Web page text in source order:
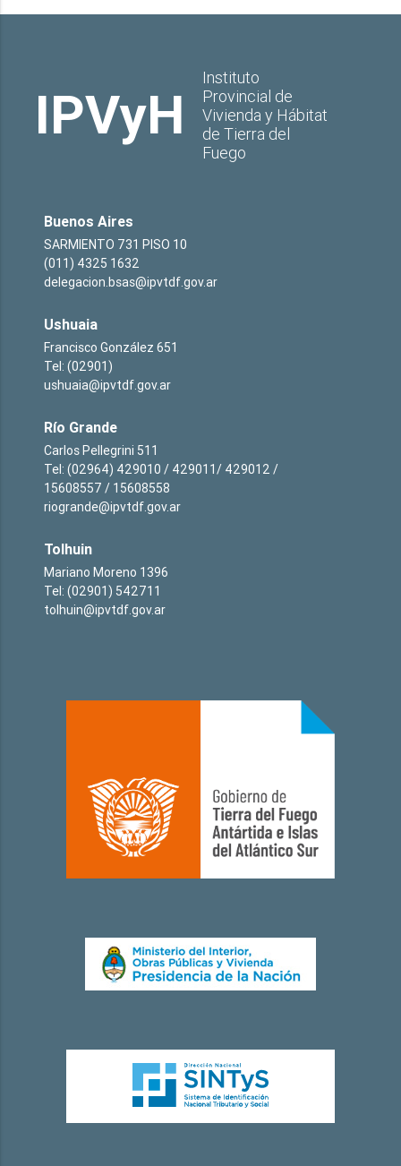
IPVyH
Instituto
Provincial de
Vivienda y Hábitat
de Tierra del
Fuego
Buenos Aires
SARMIENTO 731 PISO 10
(011) 4325 1632
delegacion.bsas@ipvtdf.gov.ar
Ushuaia
Francisco González 651
Tel: (02901)
ushuaia@ipvtdf.gov.ar
Río Grande
Carlos Pellegrini 511
Tel: (02964) 429010 / 429011/ 429012 /
15608557 / 15608558
riogrande@ipvtdf.gov.ar
Tolhuin
Mariano Moreno 1396
Tel: (02901) 542711
tolhuin@ipvtdf.gov.ar